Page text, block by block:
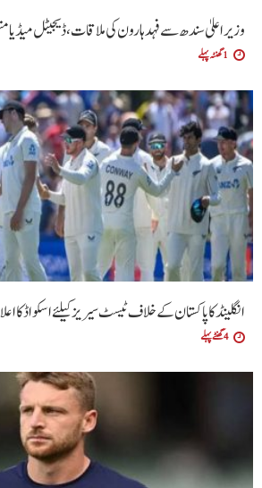
وزیراعلیٰ سندھ سے فہد ہارون کی ملاقات، ڈیجیٹل میڈیا
1 گھنٹہ پہلے
انگلینڈ کا پاکستان کے خلاف ٹیسٹ سیریز کیلئے اسکواڈ کا
4 گھنٹے پہلے